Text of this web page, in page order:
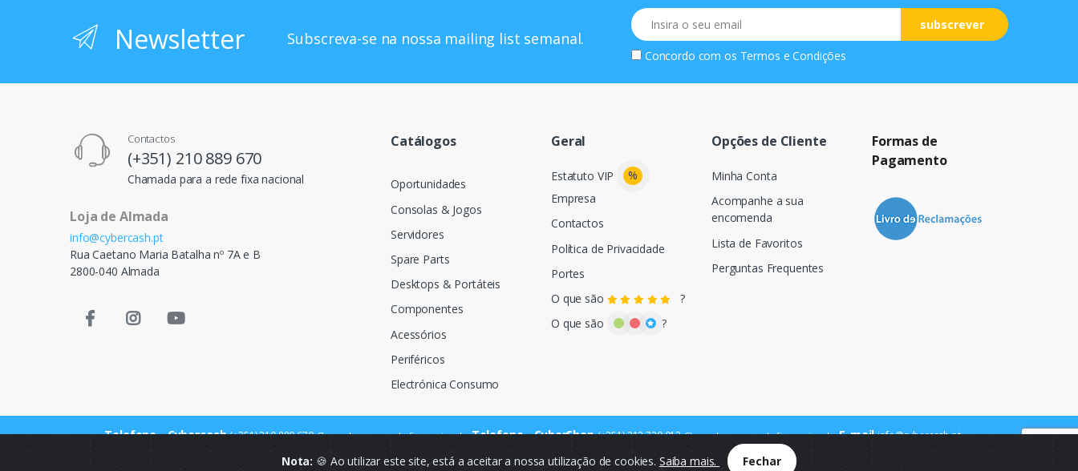
Newsletter Subscreva-se na nossa mailing list semanal.
Email
subscrever
Concordo com os Termos e Condições
Contactos
(+351) 210 889 670
Chamada para a rede fixa nacional
Loja de Almada
info@cybercash.pt
Rua Caetano Maria Batalha nº 7A e B
2800-040 Almada
Catálogos
Oportunidades
Consolas & Jogos
Servidores
Spare Parts
Desktops & Portáteis
Componentes
Acessórios
Periféricos
Electrónica Consumo
Geral
Estatuto VIP
%
Empresa
Contactos
Política de Privacidade
Portes
O que são
?
O que são
?
Opções de Cliente
Minha Conta
Acompanhe a sua
encomenda
Lista de Favoritos
Perguntas Frequentes
Formas de
Pagamento
Telefone - Cybercash (+351) 210 889 670 Chamada para a rede fixa nacional Telefone - CyberShop (+351) 212 720 013 Chamada para a rede fixa nacional E-mail info@cybercash.pt
© Cybercash
Nota: 🍪 Ao utilizar este site, está a aceitar a nossa utilização de cookies. Saiba mais. Fechar